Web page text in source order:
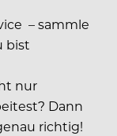
– sammle
bist
nur
Dann
richtig!